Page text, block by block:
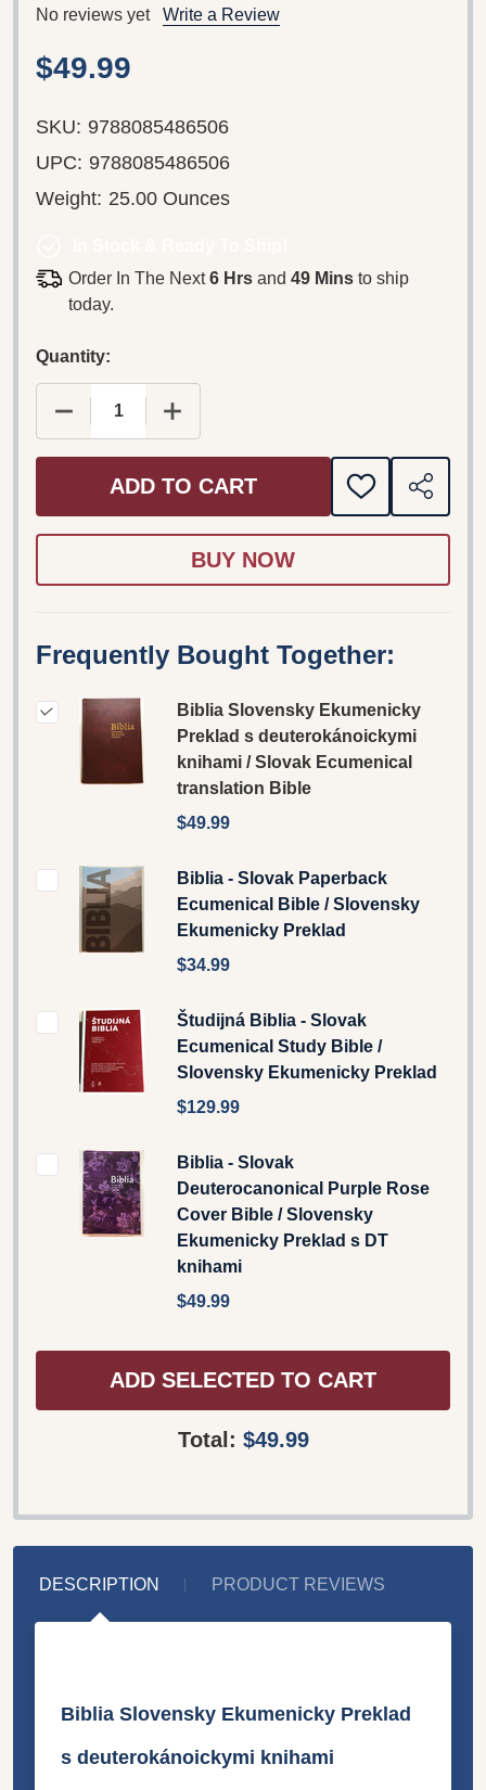
No reviews yet Write a Review
$49.99
SKU: 9788085486506
UPC: 9788085486506
Weight: 25.00 Ounces
Order In The Next6 Hrsand 49 Minsto ship
today.
Quantity:
DECREASE QUANTITY OF BIBLIA SLOVENSKY
INCREASE QUANTITY OF BIBLIA
ADD TO CART
ADD
TO
SHARE
Frequently Bought Together:
Biblia Slovensky Ekumenicky
Preklad s deuterokánoickymi
knihami / Slovak Ecumenical
translation Bible
$49.99
Biblia - Slovak Paperback
Ecumenical Bible / Slovensky
Ekumenicky Preklad
$34.99
Študijná Biblia - Slovak
Ecumenical Study Bible /
Slovensky Ekumenicky Preklad
$129.99
Biblia - Slovak
Deuterocanonical Purple Rose
Cover Bible / Slovensky
Ekumenicky Preklad s DT
knihami
$49.99
ADD SELECTED TO CART
Total: $49.99
DESCRIPTION PRODUCT REVIEWS
Biblia Slovensky Ekumenicky Preklad
s deuterokánoickymi knihami